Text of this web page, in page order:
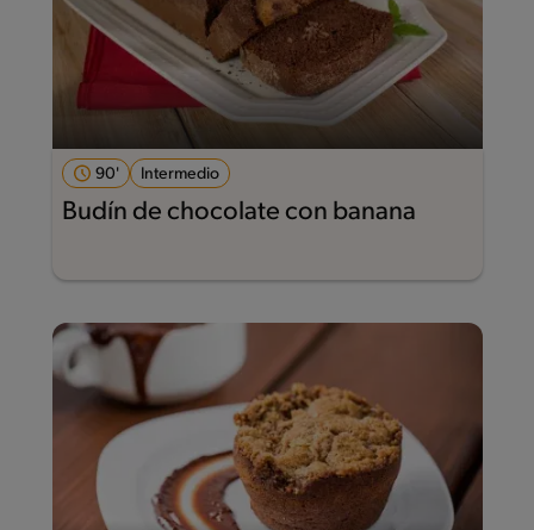
90' Intermedio
Budín de chocolate con banana